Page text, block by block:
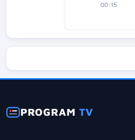
00:15
PROGRAMTV